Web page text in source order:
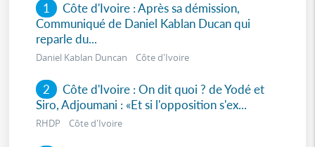
1 Côte d'Ivoire : Après sa démission,
Communiqué de Daniel Kablan Ducan qui
reparle du...
Daniel Kablan Duncan Côte d'Ivoire
2 Côte d'Ivoire : On dit quoi ? de Yodé et
Siro, Adjoumani : «Et si l'opposition s'ex...
RHDP Côte d'Ivoire